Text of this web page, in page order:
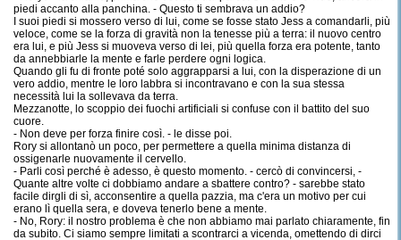
piedi accanto alla panchina. - Questo ti sembrava un addio?
I suoi piedi si mossero verso di lui, come se fosse stato Jess a comandarli, più
veloce, come se la forza di gravità non la tenesse più a terra: il nuovo centro
era lui, e più Jess si muoveva verso di lei, più quella forza era potente, tanto
da annebbiarle la mente e farle perdere ogni logica.
Quando gli fu di fronte poté solo aggrapparsi a lui, con la disperazione di un
vero addio, mentre le loro labbra si incontravano e con la sua stessa
necessità lui la sollevava da terra.
Mezzanotte, lo scoppio dei fuochi artificiali si confuse con il battito del suo
cuore.
- Non deve per forza finire così. - le disse poi.
Rory si allontanò un poco, per permettere a quella minima distanza di
ossigenarle nuovamente il cervello.
- Parli così perché è adesso, è questo momento. - cercò di convincersi, -
Quante altre volte ci dobbiamo andare a sbattere contro? - sarebbe stato
facile dirgli di sì, acconsentire a quella pazzia, ma c'era un motivo per cui
erano lì quella sera, e doveva tenerlo bene a mente.
- No, Rory: il nostro problema è che non abbiamo mai parlato chiaramente, fin
da subito. Ci siamo sempre limitati a scontrarci a vicenda, omettendo di dirci